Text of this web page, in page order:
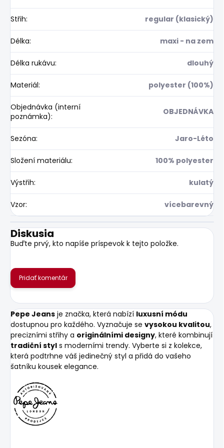
Střih: regular (klasický)
Délka: maxi - na zem
Délka rukávu: dlouhý
Materiál: polyester (100%)
Objednávka (interní
poznámka): OBJEDNÁVKA
Sezóna: Jaro-Léto
Složení materiálu: 100% polyester
Výstřih: kulatý
Vzor: vícebarevný
Diskusia
Buďte prvý, kto napíše príspevok k tejto položke.
Pridať komentár
Pepe Jeans je značka, která nabízí luxusní módu
dostupnou pro každého. Vyznačuje se vysokou kvalitou,
precizními střihy a originálními designy, které kombinují
tradiční styl s moderními trendy. Vyberte si z kolekce,
která podtrhne váš jedinečný styl a přidá do vašeho
šatníku kousek elegance.